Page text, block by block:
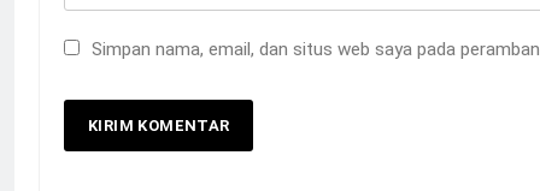
Simpan nama, email, dan situs web saya pada